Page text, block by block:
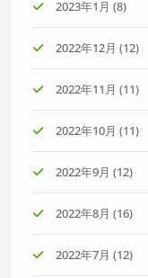
2023年1月 (8)
2022年12月 (12)
2022年11月 (11)
2022年10月 (11)
2022年9月 (12)
2022年8月 (16)
2022年7月 (12)